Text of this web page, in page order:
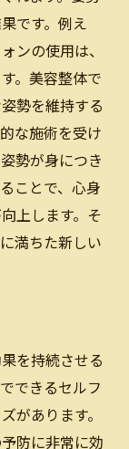
です。例え
ンの使用は、
。美容整体で
勢を維持する
な施術を受け
勢が身につき
ことで、心身
上します。そ
満ちた新しい
を持続させる
できるセルフ
があります。
防に非常に効